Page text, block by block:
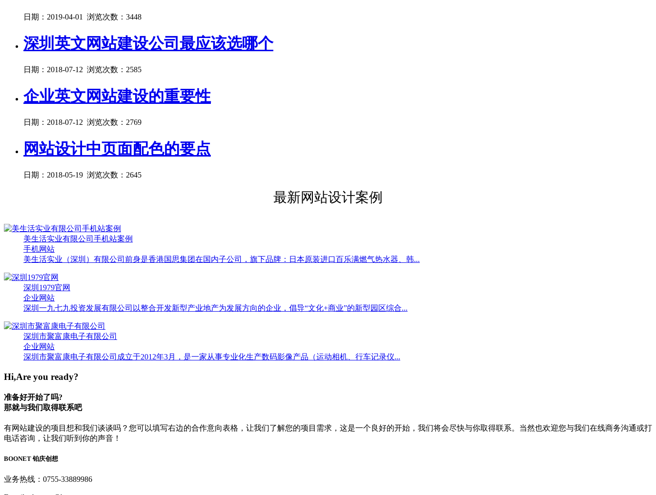
日期：2019-04-01 浏览次数：3448
深圳英文网站建设公司最应该选哪个
日期：2018-07-12 浏览次数：2585
企业英文网站建设的重要性
日期：2018-07-12 浏览次数：2769
网站设计中页面配色的要点
日期：2018-05-19 浏览次数：2645
最新网站设计案例
美生活实业有限公司手机站案例
手机网站
美生活实业（深圳）有限公司前身是香港国思集团在国内子公司，旗下品牌：日本原装进口百乐满燃气热水器、韩...
深圳1979官网
企业网站
深圳一九七九投资发展有限公司以整合开发新型产业地产为发展方向的企业，倡导“文化+商业”的新型园区综合...
深圳市聚富康电子有限公司
企业网站
深圳市聚富康电子有限公司成立于2012年3月，是一家从事专业化生产数码影像产品（运动相机、行车记录仪...
Hi,Are you ready?
准备好开始了吗?
那就与我们取得联系吧
有网站建设的项目想和我们谈谈吗？您可以填写右边的合作意向表格，让我们了解您的项目需求，这是一个良好的开始，我们将会尽快与你取得联系。当然也欢迎您与我们在线商务沟通或打
电话咨询，让我们听到你的声音！
BOONET 铂庆创想
业务热线：0755-33889986